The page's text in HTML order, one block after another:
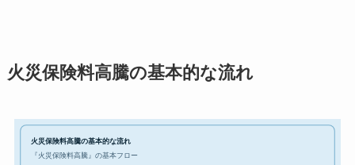
火災保険料高騰の基本的な流れ
火災保険料高騰の基本的な流れ
『火災保険料高騰』の基本フロー